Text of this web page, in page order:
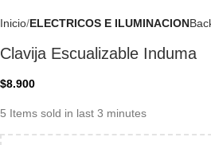
Inicio ELECTRICOS E ILUMINACION
Clavija Escualizable Induma
$8.900
5 Items sold in last 3 minutes